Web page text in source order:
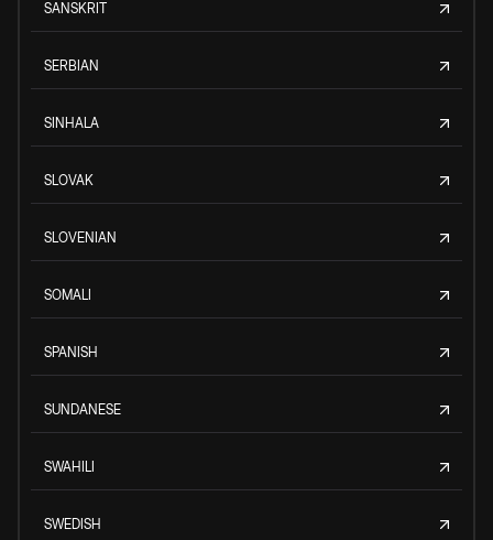
SANSKRIT
SERBIAN
SINHALA
SLOVAK
SLOVENIAN
SOMALI
SPANISH
SUNDANESE
SWAHILI
SWEDISH